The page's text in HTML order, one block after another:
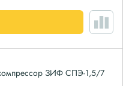
ЗИФ СПЭ-1,5/7